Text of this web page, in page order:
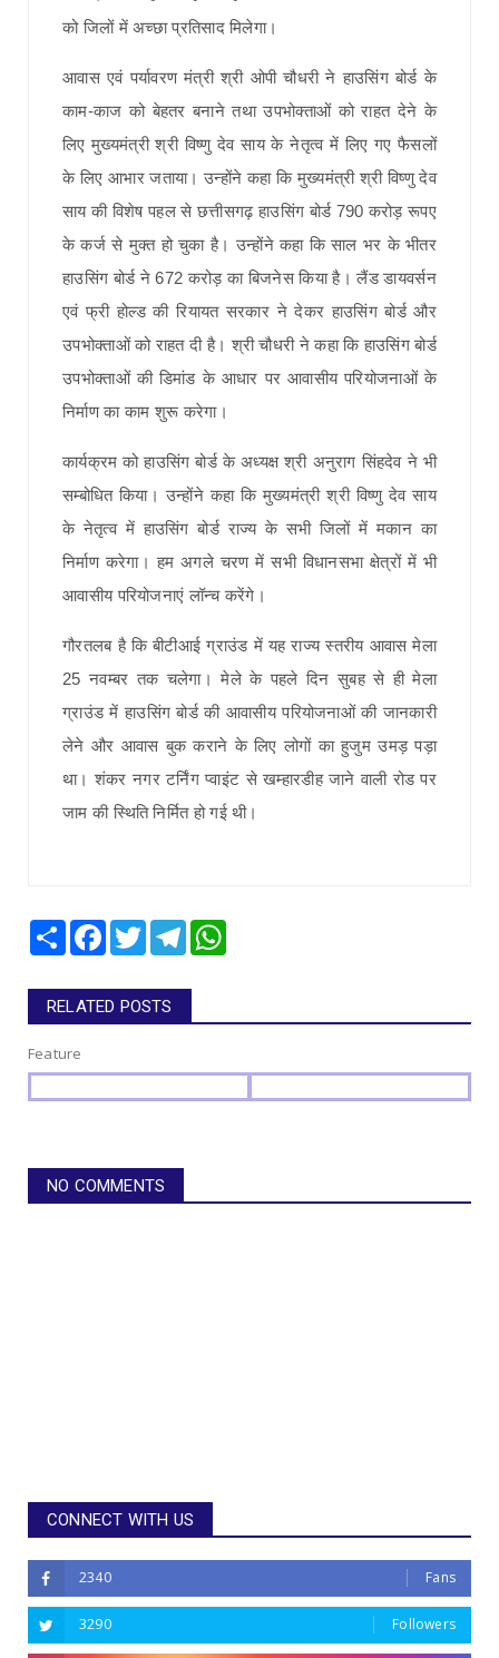
को जिलों में अच्छा प्रतिसाद मिलेगा।
आवास एवं पर्यावरण मंत्री श्री ओपी चौधरी ने हाउसिंग बोर्ड के
काम-काज को बेहतर बनाने तथा उपभोक्ताओं को राहत देने के
लिए मुख्यमंत्री श्री विष्णु देव साय के नेतृत्व में लिए गए फैसलों
के लिए आभार जताया। उन्होंने कहा कि मुख्यमंत्री श्री विष्णु देव
साय की विशेष पहल से छत्तीसगढ़ हाउसिंग बोर्ड 790 करोड़ रूपए
के कर्ज से मुक्त हो चुका है। उन्होंने कहा कि साल भर के भीतर
हाउसिंग बोर्ड ने 672 करोड़ का बिजनेस किया है। लैंड डायवर्सन
एवं फ्री होल्ड की रियायत सरकार ने देकर हाउसिंग बोर्ड और
उपभोक्ताओं को राहत दी है। श्री चौधरी ने कहा कि हाउसिंग बोर्ड
उपभोक्ताओं की डिमांड के आधार पर आवासीय परियोजनाओं के
निर्माण का काम शुरू करेगा।
कार्यक्रम को हाउसिंग बोर्ड के अध्यक्ष श्री अनुराग सिंहदेव ने भी
सम्बोधित किया। उन्होंने कहा कि मुख्यमंत्री श्री विष्णु देव साय
के नेतृत्व में हाउसिंग बोर्ड राज्य के सभी जिलों में मकान का
निर्माण करेगा। हम अगले चरण में सभी विधानसभा क्षेत्रों में भी
आवासीय परियोजनाएं लॉन्च करेंगे।
गौरतलब है कि बीटीआई ग्राउंड में यह राज्य स्तरीय आवास मेला
25 नवम्बर तक चलेगा। मेले के पहले दिन सुबह से ही मेला
ग्राउंड में हाउसिंग बोर्ड की आवासीय परियोजनाओं की जानकारी
लेने और आवास बुक कराने के लिए लोगों का हुजुम उमड़ पड़ा
था। शंकर नगर टर्निंग प्वाइंट से खम्हारडीह जाने वाली रोड पर
जाम की स्थिति निर्मित हो गई थी।
Share Facebook
TwitterTelegram
RELATED POSTS
Feature
NO COMMENTS
CONNECT WITH US
2340 Fans
3290 Followers